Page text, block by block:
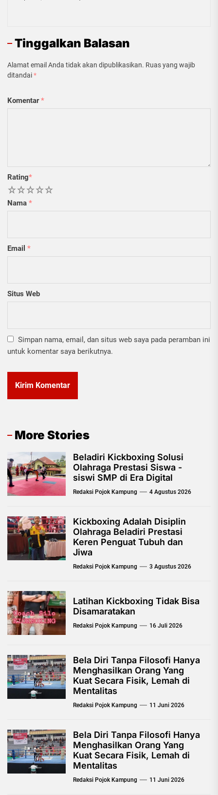
Tinggalkan Balasan
Alamat email Anda tidak akan dipublikasikan. Ruas yang wajib
ditandai*
Komentar*
Rating*
5
4
3
2
Nama *
Email *
Situs Web
Simpan nama, email, dan situs web saya pada peramban ini
untuk komentar saya berikutnya.
More Stories
Beladiri Kickboxing Solusi
Olahraga Prestasi Siswa -
siswi SMP di Era Digital
Redaksi Pojok Kampung 4 Agustus 2026
Kickboxing Adalah Disiplin
Olahraga Beladiri Prestasi
Keren Penguat Tubuh dan
Jiwa
Redaksi Pojok Kampung 3 Agustus 2026
Latihan Kickboxing Tidak Bisa
Disamaratakan
Redaksi Pojok Kampung 16 Juli 2026
Bela Diri Tanpa Filosofi Hanya
Menghasilkan Orang Yang
Kuat Secara Fisik, Lemah di
Mentalitas
Redaksi Pojok Kampung 11 Juni 2026
Bela Diri Tanpa Filosofi Hanya
Menghasilkan Orang Yang
Kuat Secara Fisik, Lemah di
Mentalitas
Redaksi Pojok Kampung 11 Juni 2026